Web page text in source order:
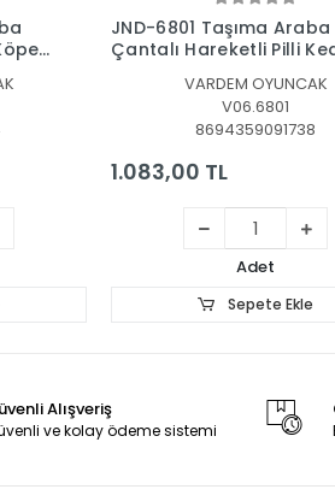
Sepete Ekle
JND-6801 Taşıma Araba
Çantalı Hareketli Pilli
VARDEM OYUNCAK
V06.6801
8694359091738
1.083,00 TL
Adet
Sepete Ekle
Alışveriş
ve kolay ödeme sistemi